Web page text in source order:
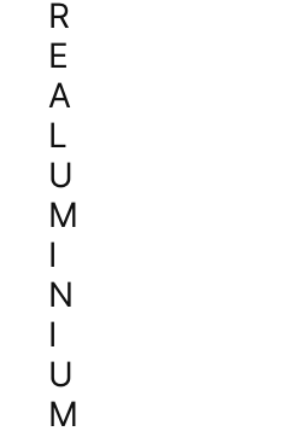
R
E
A
L
U
M
I
N
I
U
M